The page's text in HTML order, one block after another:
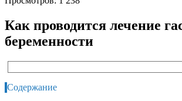
Как проводится лечение
беременности
Содержание